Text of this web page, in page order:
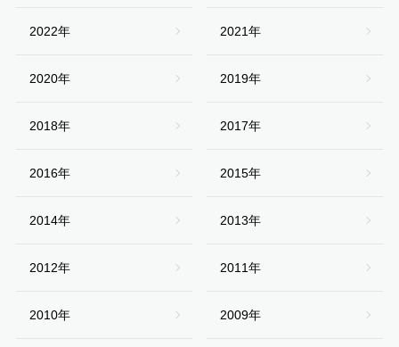
2022年 2021年
2020年 2019年
2018年 2017年
2016年 2015年
2014年 2013年
2012年 2011年
2010年 2009年